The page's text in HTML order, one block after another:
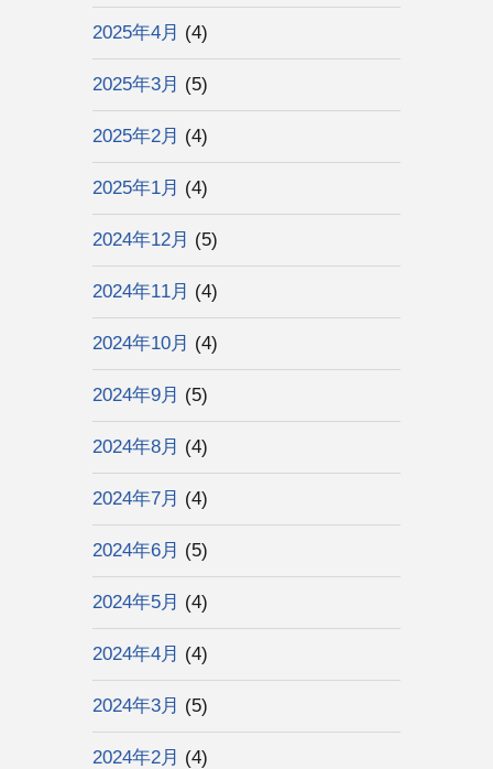
2025年4月 (4)
2025年3月 (5)
2025年2月 (4)
2025年1月 (4)
2024年12月 (5)
2024年11月 (4)
2024年10月 (4)
2024年9月 (5)
2024年8月 (4)
2024年7月 (4)
2024年6月 (5)
2024年5月 (4)
2024年4月 (4)
2024年3月 (5)
2024年2月 (4)